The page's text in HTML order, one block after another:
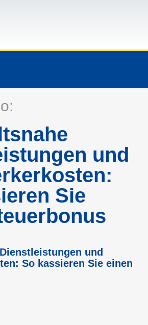
und
Sie
und
So kassieren Sie einen